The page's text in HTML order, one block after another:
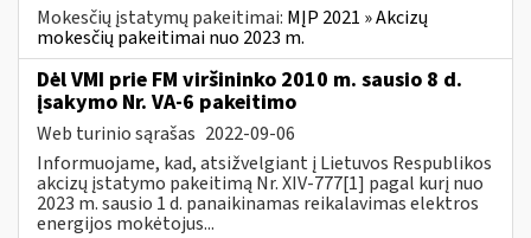
Mokesčių įstatymų pakeitimai: MĮP 2021 » Akcizų
mokesčių pakeitimai nuo 2023 m.
Dėl VMI prie FM viršininko 2010 m. sausio 8 d.
įsakymo Nr. VA-6 pakeitimo
Web turinio sąrašas 2022-09-06
Informuojame, kad, atsižvelgiant į Lietuvos Respublikos
akcizų įstatymo pakeitimą Nr. XIV-777[1] pagal kurį nuo
2023 m. sausio 1 d. panaikinamas reikalavimas elektros
energijos mokėtojus...